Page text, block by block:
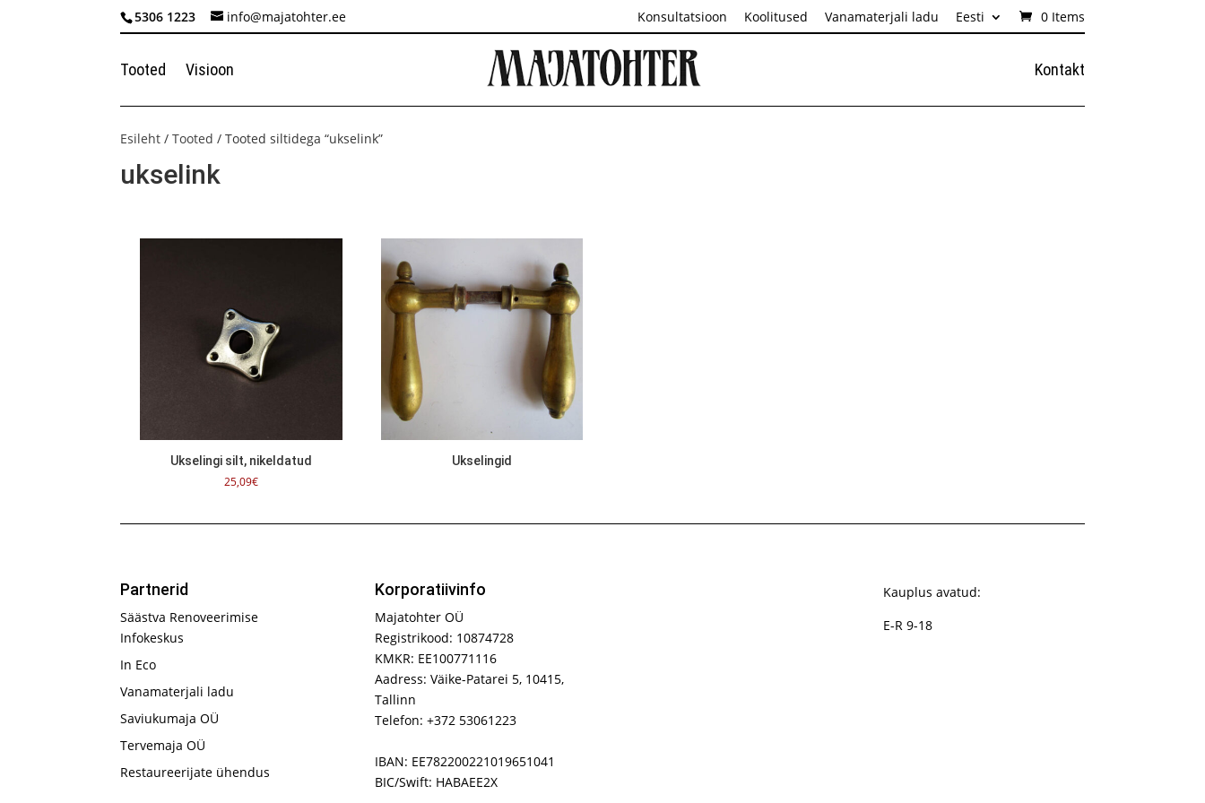
5306 1223 info@majatohter.ee Konsultatsioon Koolitused Vanamaterjali ladu Eesti 0 Items
Tooted Visioon Kontakt
Esileht /Tooted / Tooted siltidega “ukselink”
ukselink
Ukselingi silt, nikeldatud
25,09€
Ukselingid
Partnerid
Säästva Renoveerimise
Infokeskus
In Eco
Vanamaterjali ladu
Saviukumaja OÜ
Tervemaja OÜ
Restaureerijate ühendus
Korporatiivinfo
Majatohter OÜ
Registrikood: 10874728
KMKR: EE100771116
Aadress: Väike-Patarei 5, 10415,
Tallinn
Telefon: +372 53061223
IBAN: EE782200221019651041
BIC/Swift: HABAEE2X
Kauplus avatud:
E-R 9-18